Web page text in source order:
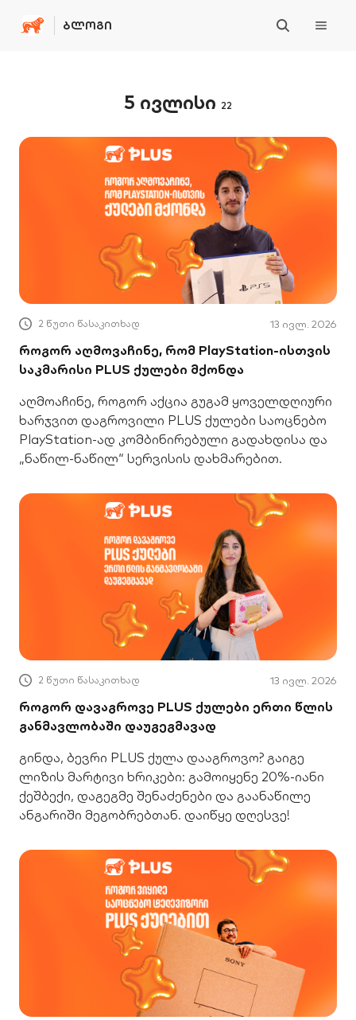
ᲑᲚᲝᲒᲘ
5 ივლისი 22
2 წუთი წასაკითხად 13 ივლ. 2026
როგორ აღმოვაჩინე, რომ PlayStation-ისთვის
საკმარისი PLUS ქულები მქონდა
აღმოაჩინე, როგორ აქცია გუგამ ყოველდღიური
ხარჯვით დაგროვილი PLUS ქულები საოცნებო
PlayStation-ად კომბინირებული გადახდისა და
„ნაწილ-ნაწილ“ სერვისის დახმარებით.
2 წუთი წასაკითხად 13 ივლ. 2026
როგორ დავაგროვე PLUS ქულები ერთი წლის
განმავლობაში დაუგეგმავად
გინდა, ბევრი PLUS ქულა დააგროვო? გაიგე
ლიზის მარტივი ხრიკები: გამოიყენე 20%-იანი
ქეშბექი, დაგეგმე შენაძენები და გაანაწილე
ანგარიში მეგობრებთან. დაიწყე დღესვე!